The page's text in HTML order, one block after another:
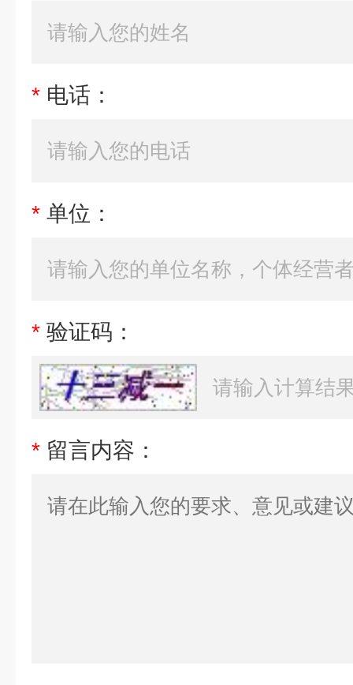
* 电话：
* 单位：
* 验证码：
* 留言内容：